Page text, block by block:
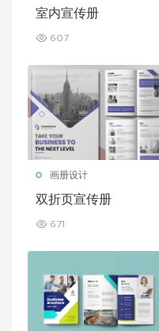
室内宣传册
607
画册设计
双折页宣传册
671